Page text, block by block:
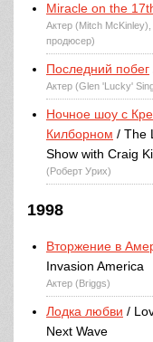
Miracle on the
Актер (Mitch
продюсер)
Последний побег
Актер (Glen 'Lucky'
Ночное шоу с
Килборном / The
Show with Craig
(Роберт Урих)
1998
Вторжение в
Invasion America
Актер (Briggs)
Лодка любви /
Next Wave